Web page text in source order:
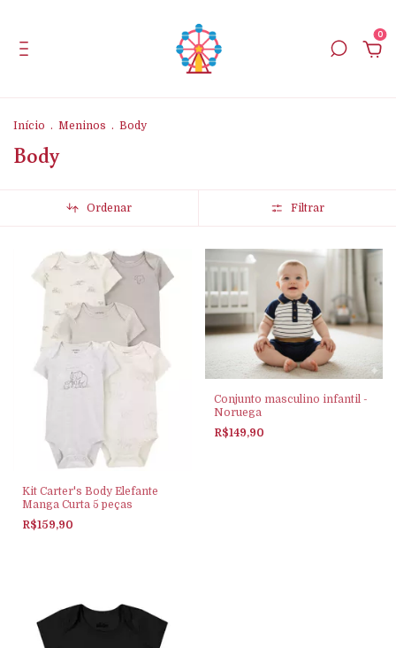
0
Início . Meninos . Body
Body
Ordenar Filtrar
Kit Carter's Body Elefante
Manga Curta 5 peças
R$159,90
Conjunto masculino infantil -
Noruega
R$149,90